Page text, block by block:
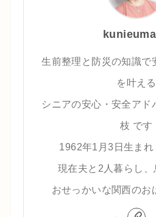
生前整理と防災の知識で
を叶える
シニアの安心・安全ア
枝 です
1962年1月3日生ま
現在夫と2人暮らし、
おせっかいな関西のお